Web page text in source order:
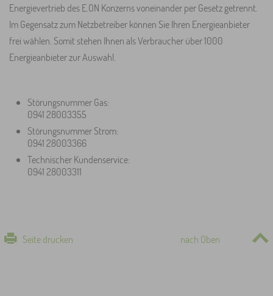
Energievertrieb des E.ON Konzerns voneinander per Gesetz getrennt.
Im Gegensatz zum Netzbetreiber können Sie Ihren Energieanbieter
frei wählen. Somit stehen Ihnen als Verbraucher über 1000
Energieanbieter zur Auswahl.
Störungsnummer Gas:
0941 28003355
Störungsnummer Strom:
0941 28003366
Technischer Kundenservice:
0941 28003311
Seite drucken nach Oben